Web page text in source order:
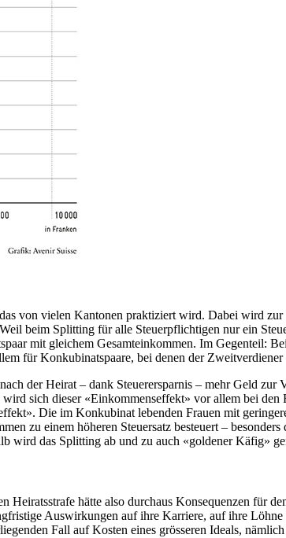
von vielen Kantonen praktiziert wird. Dabei wird zur
beim Splitting für alle Steuerpflichtigen nur ein
mit gleichem Gesamteinkommen. Im Gegenteil:
für Konkubinatspaare, bei denen der
der Heirat – dank Steuerersparnis – mehr Geld
sich dieser «Einkommenseffekt» vor allem bei den
Die im Konkubinat lebenden Frauen mit
zu einem höheren Steuersatz besteuert –
wird das Splitting ab und zu auch «goldener Käfig»
hätte also durchaus Konsequenzen für
Auswirkungen auf ihre Karriere, auf ihre
Fall auf Kosten eines grösseren Ideals,